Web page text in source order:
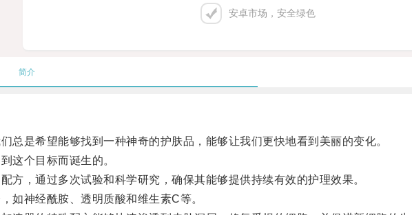
安卓市场，安全绿色
简介
是希望能够找到一种神奇的护肤品，能够让我们更快地看到美丽的变化。
个目标而诞生的。
，通过多次试验和科学研究，确保其能够提供持续有效的护理效果。
神经酰胺、透明质酸和维生素C等。